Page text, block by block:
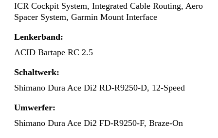
ICR Cockpit System, Integrated Cable Routing, Aero
Spacer System, Garmin Mount Interface
Lenkerband:
ACID Bartape RC 2.5
Schaltwerk:
Shimano Dura Ace Di2 RD-R9250-D, 12-Speed
Umwerfer:
Shimano Dura Ace Di2 FD-R9250-F, Braze-On